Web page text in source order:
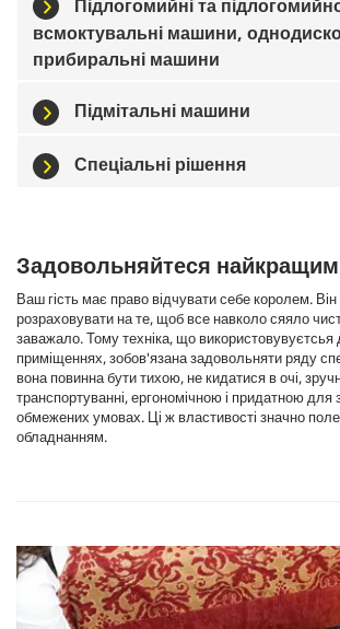
Підлогомийні та
всмоктувальні машини,
прибиральні машини
Підмітальні машини
Спеціальні рішення
Задовольняйтеся
Ваш гість має право відчувати себе королем.
розраховувати на те, щоб все навколо сяяло
заважало. Тому техніка, що
приміщеннях, зобов'язана задовольняти ряду
вона повинна бути тихою, не кидатися в очі,
транспортуванні, ергономічною і придатною для
обмежених умовах. Ці ж властивості значно
обладнанням.